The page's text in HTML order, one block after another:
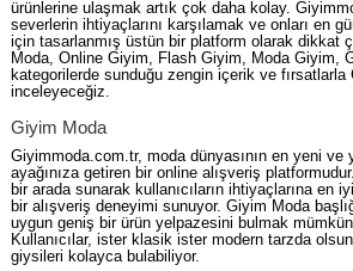
ürünlerine ulaşmak artık çok daha kolay.
severlerin ihtiyaçlarını karşılamak ve onları en
için tasarlanmış üstün bir platform olarak dikkat
Moda, Online Giyim, Flash Giyim, Moda Giyim,
kategorilerde sunduğu zengin içerik ve
inceleyeceğiz.
Giyim Moda
Giyimmoda.com.tr, moda dünyasının en yeni ve
ayağınıza getiren bir online alışveriş
bir arada sunarak kullanıcıların ihtiyaçlarına en
bir alışveriş deneyimi sunuyor. Giyim Moda
uygun geniş bir ürün yelpazesini bulmak
Kullanıcılar, ister klasik ister modern tarzda
giysileri kolayca bulabiliyor.